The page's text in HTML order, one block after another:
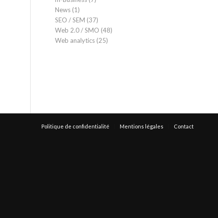
News (1)
SEO / SEM (37)
Web 2.0 / SMO (48)
Web analytics (25)
Politique de confidentialité Mentions légales Contact